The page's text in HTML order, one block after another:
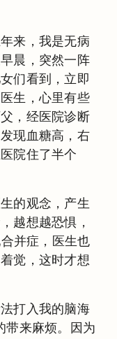
来，我是无病
晨，突然一阵
们看到，立即
生，心里有些
，经医院诊断
现血糖高，右
院住了半个
的观念，产生
越想越恐惧，
并症，医生也
觉，这时才想
打入我的脑海
带来麻烦。因为